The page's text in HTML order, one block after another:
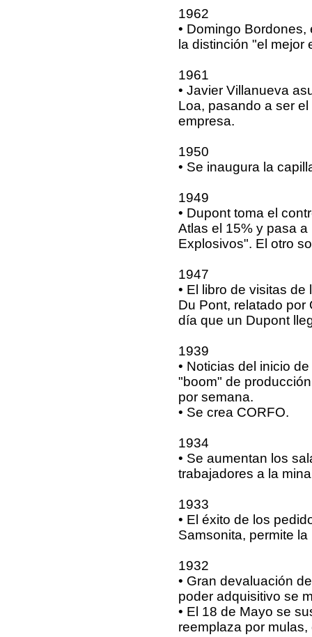
1962
• Domingo
la distinción "el mejor
1961
• Javier Villanueva
Loa, pasando a ser
empresa.
1950
• Se inaugura la
1949
• Dupont toma el
Atlas el 15% y pasa
Explosivos". El otro
1947
• El libro de visitas
Du Pont, relatado por
día que un Dupont
1939
• Noticias del inicio
"boom" de
por semana.
• Se crea CORFO.
1934
• Se aumentan los
trabajadores a la
1933
• El éxito de los
Samsonita, permite
1932
• Gran devaluación
poder adquisitivo se
• El 18 de Mayo se
reemplaza por